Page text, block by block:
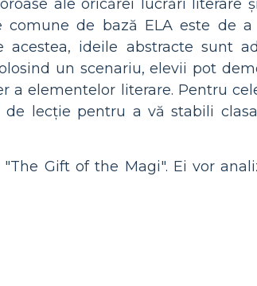
ale oricărei lucrări literare
de bază ELA este de
ideile abstracte sunt
un scenariu, elevii pot
a elementelor literare. Pentru
lecție pentru a vă stabili
Gift of the Magi". Ei vor